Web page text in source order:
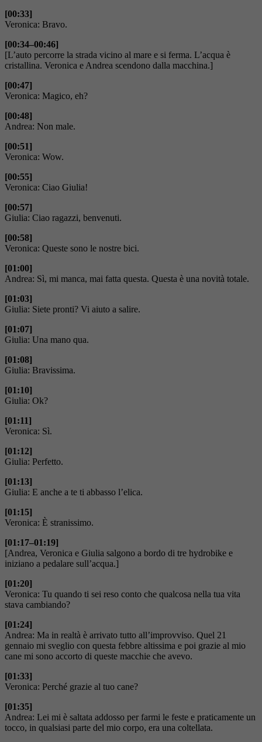
[00:33]
Veronica: Bravo.
[00:34–00:46]
[L’auto percorre la strada vicino al mare e si ferma. L’acqua è
cristallina. Veronica e Andrea scendono dalla macchina.]
[00:47]
Veronica: Magico, eh?
[00:48]
Andrea: Non male.
[00:51]
Veronica: Wow.
[00:55]
Veronica: Ciao Giulia!
[00:57]
Giulia: Ciao ragazzi, benvenuti.
[00:58]
Veronica: Queste sono le nostre bici.
[01:00]
Andrea: Sì, mi manca, mai fatta questa. Questa è una novità totale.
[01:03]
Giulia: Siete pronti? Vi aiuto a salire.
[01:07]
Giulia: Una mano qua.
[01:08]
Giulia: Bravissima.
[01:10]
Giulia: Ok?
[01:11]
Veronica: Sì.
[01:12]
Giulia: Perfetto.
[01:13]
Giulia: E anche a te ti abbasso l’elica.
[01:15]
Veronica: È stranissimo.
[01:17–01:19]
[Andrea, Veronica e Giulia salgono a bordo di tre hydrobike e
iniziano a pedalare sull’acqua.]
[01:20]
Veronica: Tu quando ti sei reso conto che qualcosa nella tua vita
stava cambiando?
[01:24]
Andrea: Ma in realtà è arrivato tutto all’improvviso. Quel 21
gennaio mi sveglio con questa febbre altissima e poi grazie al mio
cane mi sono accorto di queste macchie che avevo.
[01:33]
Veronica: Perché grazie al tuo cane?
[01:35]
Andrea: Lei mi è saltata addosso per farmi le feste e praticamente un
tocco, in qualsiasi parte del mio corpo, era una coltellata.